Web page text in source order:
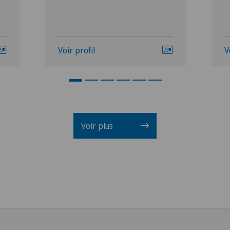
Voir profil
Voir plus